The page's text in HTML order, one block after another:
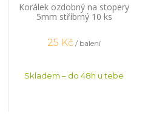
Korálek ozdobný na stopery
5mm stříbrný 10 ks
25 Kč / balení
Skladem – do 48h u tebe